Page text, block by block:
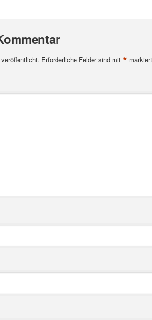
Erforderliche Felder sind mit * markiert